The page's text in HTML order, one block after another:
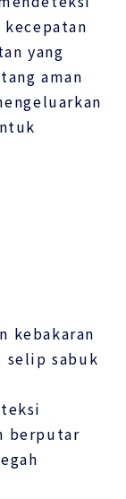
yang
aman
kebakaran
selip sabuk
berputar